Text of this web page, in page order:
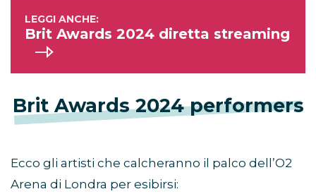
Brit Awards 2024 diretta streaming
Brit Awards 2024 performers
Ecco gli artisti che calcheranno il palco dell’O2
Arena di Londra per esibirsi: